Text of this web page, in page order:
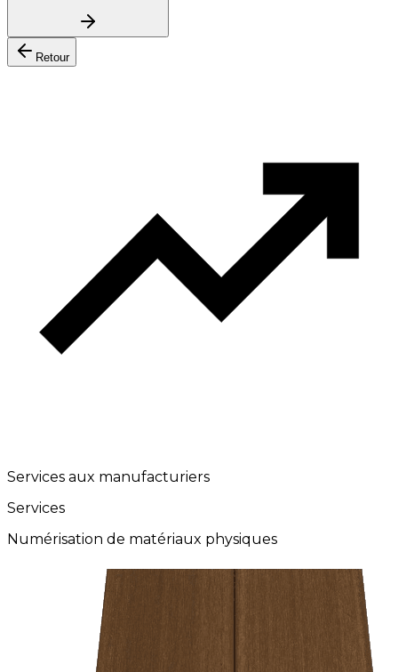
Retour
Services aux manufacturiers
Services
Numérisation de matériaux physiques